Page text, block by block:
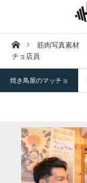
ホーム筋肉写真素材
チョ店員
焼き鳥屋のマッチョ